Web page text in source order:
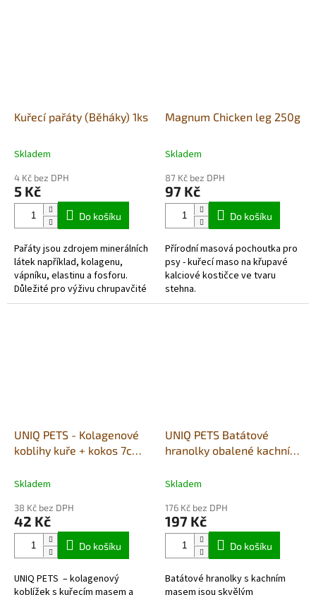
Kuřecí pařáty (Běháky) 1ks
Průměrné
produktu
je
hvězdiček.
Skladem
4 Kč bez DPH
5 Kč
Do košíku
Pařáty jsou zdrojem minerálních
látek například, kolagenu,
vápníku, elastinu a fosforu.
Důležité pro výživu chrupavčité
tkáně, podporuje tvorbu
Magnum Chicken leg 250g
Průměrné
produktu
je
hvězdiček.
Skladem
87 Kč bez DPH
97 Kč
Do košíku
Přírodní masová pochoutka pro
psy - kuřecí maso na křupavé
kalciové kostičce ve tvaru
stehna.
UNIQ PETS - Kolagenové
koblihy kuře + kokos 7cm -
Skladem
38 Kč bez DPH
42 Kč
Do košíku
UNIQ PETS – kolagenový
UNIQ PETS Batátové
hranolky obalené kachním
Skladem
176 Kč bez DPH
197 Kč
Do košíku
Batátové hranolky s kachním